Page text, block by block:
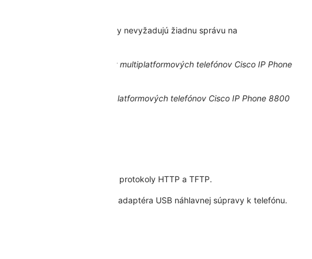
530 Series. Headsety nevyžadujú žiadnu správu na
firmvéru.
nájdete v
Príručke správy multiplatformových telefónov Cisco IP Phone
v
Príručke správy multiplatformových telefónov Cisco IP Phone 8800
aktualizácie podporuje protokoly HTTP a TFTP.
k inovácii dôjde po pripojení adaptéra USB náhlavnej súpravy k telefónu.